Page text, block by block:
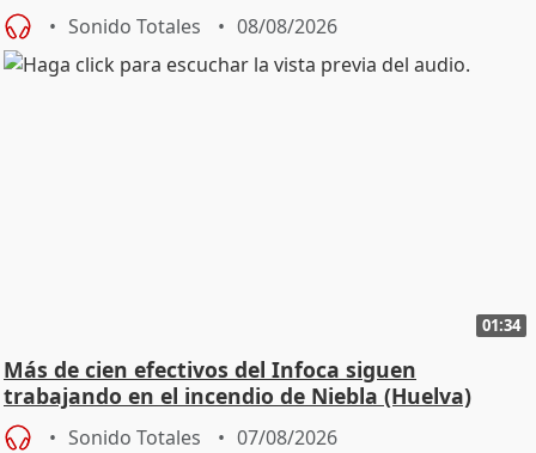
Sonido Totales 08/08/2026
01:34
Más de cien efectivos del Infoca siguen
trabajando en el incendio de Niebla (Huelva)
Sonido Totales 07/08/2026